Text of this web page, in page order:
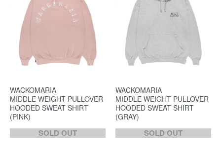
WACKOMARIA
MIDDLE WEIGHT PULLOVER
HOODED SWEAT SHIRT
(PINK)
SOLD OUT
WACKOMARIA
MIDDLE WEIGHT PULLOVER
HOODED SWEAT SHIRT
(GRAY)
SOLD OUT